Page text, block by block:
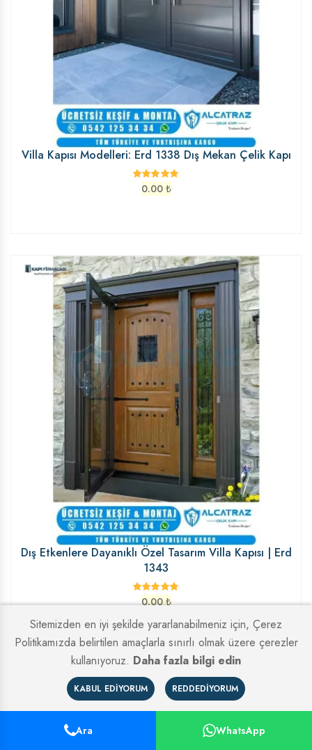
Villa Kapısı Modelleri: Erd 1338 Dış Mekan Çelik Kapı
0.00 ₺
Dış Etkenlere Dayanıklı Özel Tasarım Villa Kapısı | Erd
1343
0.00 ₺
Sitemizden en iyi şekilde yararlanabilmeniz için, Çerez
Politikamızda belirtilen amaçlarla sınırlı olmak üzere çerezler
kullanıyoruz. Daha fazla bilgi edin
KABUL EDIYORUM REDDEDIYORUM
Ara WhatsApp